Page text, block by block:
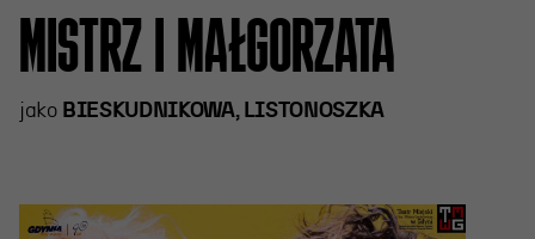
MISTRZ I MAŁGORZATA
jako BIESKUDNIKOWA, LISTONOSZKA